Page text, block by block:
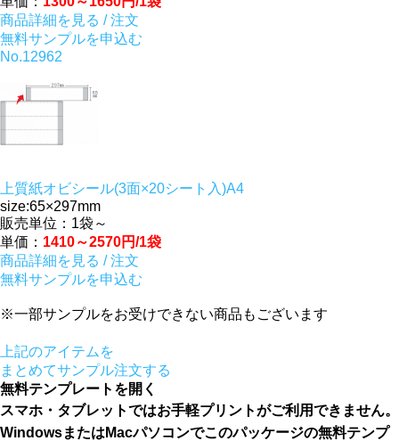
商品詳細を見る / 注文
無料サンプルを申込む
No.12962
上質紙オビシール(3面×20シート入)A4
size:65×297mm
販売単位：1袋～
単価： 1410～2570円/1袋
商品詳細を見る / 注文
無料サンプルを申込む
※一部サンプルをお受けできない商品もございます
上記のアイテムを
まとめてサンプル注文する
無料テンプレートを開く
スマホ・タブレットではお手軽プリントがご利用できません。
WindowsまたはMacパソコンでこのパッケージの無料テンプ